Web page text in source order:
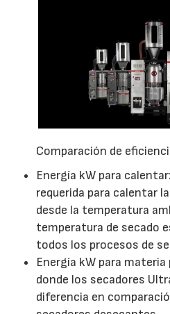
Comparación de
Energía kW para
requerida para calentar
desde la temperatura
temperatura de secado
todos los procesos de
Energía kW para materia
donde los secadores
diferencia en